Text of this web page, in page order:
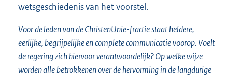
wetsgeschiedenis van het voorstel.
Voor de leden van de ChristenUnie-fractie staat heldere,
eerlijke, begrijpelijke en complete communicatie voorop. Voelt
de regering zich hiervoor verantwoordelijk? Op welke wijze
worden alle betrokkenen over de hervorming in de langdurige